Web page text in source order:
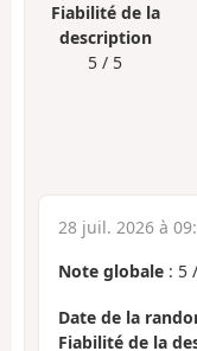
Fiabilité de la
description
5 / 5
28 juil. 2026 à
Note globale : 5 /
Date de la
Fiabilité de la